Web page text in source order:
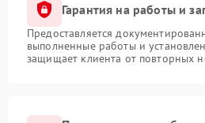
Гарантия на работы и
Предоставляется
выполненные работы и
защищает клиента от повторных